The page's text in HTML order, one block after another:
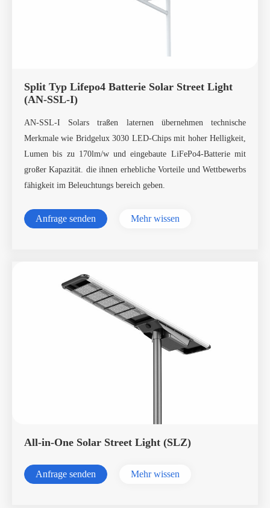
Split Typ Lifepo4 Batterie Solar Street Light
(AN-SSL-I)
AN-SSL-I Solars traßen laternen übernehmen technische
Merkmale wie Bridgelux 3030 LED-Chips mit hoher Helligkeit,
Lumen bis zu 170lm/w und eingebaute LiFePo4-Batterie mit
großer Kapazität. die ihnen erhebliche Vorteile und Wettbewerbs
fähigkeit im Beleuchtungs bereich geben.
Anfrage senden Mehr wissen
All-in-One Solar Street Light (SLZ)
Anfrage senden Mehr wissen